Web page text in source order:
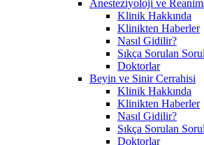
Anesteziyoloji ve
Klinik Hakkında
Klinikten Haberler
Nasıl Gidilir?
Sıkça Sorulan
Doktorlar
Beyin ve Sinir Cerrahisi
Klinik Hakkında
Klinikten Haberler
Nasıl Gidilir?
Sıkça Sorulan
Doktorlar